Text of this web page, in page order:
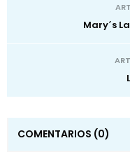
Mary´s
COMENTARIOS (0)